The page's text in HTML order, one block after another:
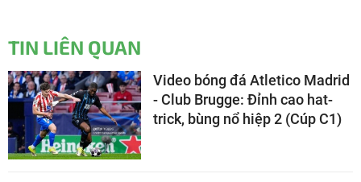
TIN LIÊN QUAN
Video bóng đá Atletico Madrid
- Club Brugge: Đỉnh cao hat-
trick, bùng nổ hiệp 2 (Cúp C1)